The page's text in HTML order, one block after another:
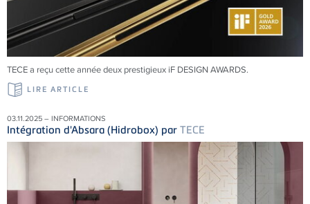
TECE a reçu cette année deux prestigieux iF DESIGN AWARDS.
LIRE ARTICLE
03.11.2025 – INFORMATIONS
Intégration d'Absara (Hidrobox) par TECE